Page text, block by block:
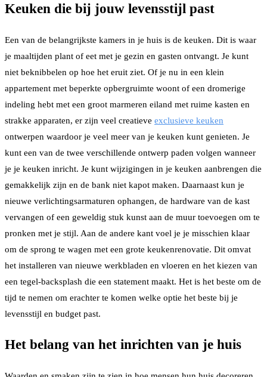
Keuken die bij jouw levensstijl past
Een van de belangrijkste kamers in je huis is de keuken. Dit is waar
je maaltijden plant of eet met je gezin en gasten ontvangt. Je kunt
niet beknibbelen op hoe het eruit ziet. Of je nu in een klein
appartement met beperkte opbergruimte woont of een dromerige
indeling hebt met een groot marmeren eiland met ruime kasten en
strakke apparaten, er zijn veel creatieve exclusieve keuken
ontwerpen waardoor je veel meer van je keuken kunt genieten. Je
kunt een van de twee verschillende ontwerp paden volgen wanneer
je je keuken inricht. Je kunt wijzigingen in je keuken aanbrengen die
gemakkelijk zijn en de bank niet kapot maken. Daarnaast kun je
nieuwe verlichtingsarmaturen ophangen, de hardware van de kast
vervangen of een geweldig stuk kunst aan de muur toevoegen om te
pronken met je stijl. Aan de andere kant voel je je misschien klaar
om de sprong te wagen met een grote keukenrenovatie. Dit omvat
het installeren van nieuwe werkbladen en vloeren en het kiezen van
een tegel-backsplash die een statement maakt. Het is het beste om de
tijd te nemen om erachter te komen welke optie het beste bij je
levensstijl en budget past.
Het belang van het inrichten van je huis